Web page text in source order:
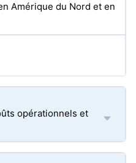
Amérique du Nord et en
opérationnels et